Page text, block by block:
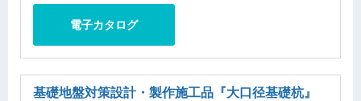
電子カタログ
基礎地盤対策設計・製作施工品 『大口径基礎杭』